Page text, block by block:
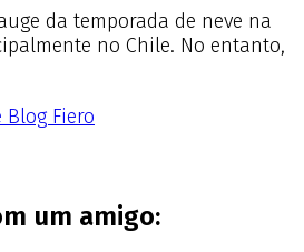
da temporada de neve na
no Chile. No entanto,
Fiero
um amigo: